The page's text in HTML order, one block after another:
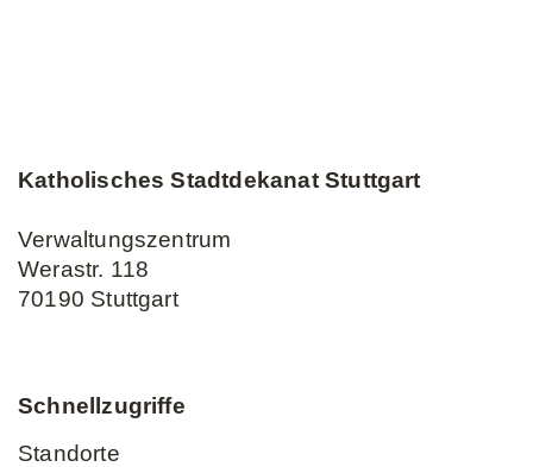
Katholisches Stadtdekanat Stuttgart
Verwaltungszentrum
Werastr. 118
70190 Stuttgart
Schnellzugriffe
Standorte